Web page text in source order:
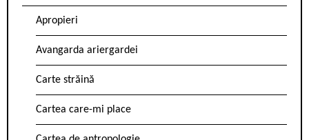
Apropieri
Avangarda ariergardei
Carte străină
Cartea care-mi place